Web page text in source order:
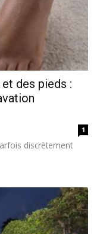
des pieds :
1
discrètement